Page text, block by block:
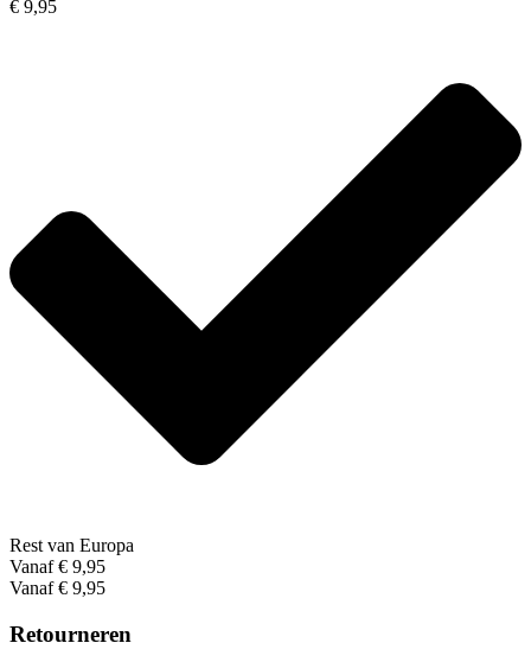
€ 9,95
Rest van Europa
Vanaf € 9,95
Vanaf € 9,95
Retourneren